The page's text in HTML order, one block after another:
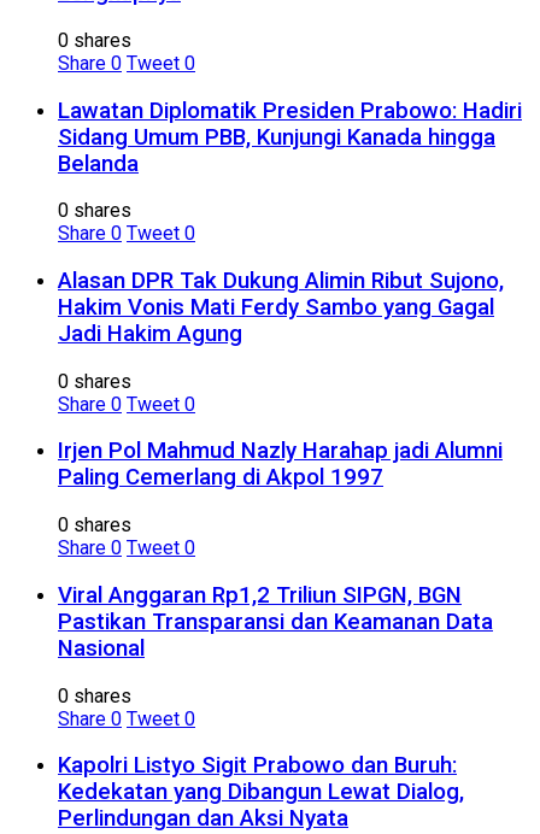
0 shares
Share 0 Tweet 0
Lawatan Diplomatik Presiden Prabowo: Hadiri
Sidang Umum PBB, Kunjungi Kanada hingga
Belanda
0 shares
Share 0 Tweet 0
Alasan DPR Tak Dukung Alimin Ribut Sujono,
Hakim Vonis Mati Ferdy Sambo yang Gagal
Jadi Hakim Agung
0 shares
Share 0 Tweet 0
Irjen Pol Mahmud Nazly Harahap jadi Alumni
Paling Cemerlang di Akpol 1997
0 shares
Share 0 Tweet 0
Viral Anggaran Rp1,2 Triliun SIPGN, BGN
Pastikan Transparansi dan Keamanan Data
Nasional
0 shares
Share 0 Tweet 0
Kapolri Listyo Sigit Prabowo dan Buruh:
Kedekatan yang Dibangun Lewat Dialog,
Perlindungan dan Aksi Nyata